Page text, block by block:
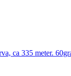
ca 335 meter.